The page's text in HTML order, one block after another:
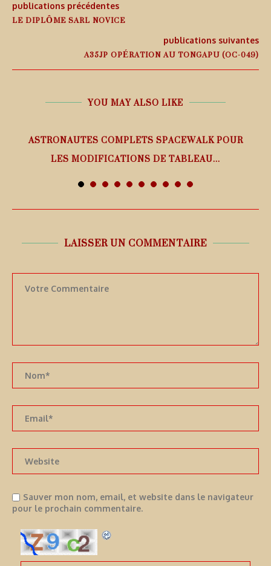
publications précédentes
LE DIPLÔME SARL NOVICE
publications suivantes
A35JP OPÉRATION AU TONGAPU (OC-049)
YOU MAY ALSO LIKE
ASTRONAUTES COMPLETS SPACEWALK POUR
LES MODIFICATIONS DE TABLEAU...
LAISSER UN COMMENTAIRE
Sauver mon nom, email, et website dans le navigateur
pour le prochain commentaire.